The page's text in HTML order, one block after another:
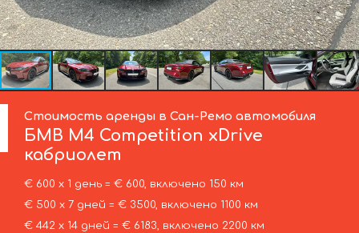
Стоимость аренды в Сан-Ремо автомобиля
БМВ M4 Competition xDrive
кабриолет
€ 600 х 1 день = € 600, включено 150 км
€ 500 х 7 дней = € 3500, включено 1100 км
€ 442 х 14 дней = € 6183, включено 2200 км